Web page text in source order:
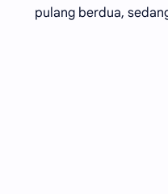
pulang berdua,